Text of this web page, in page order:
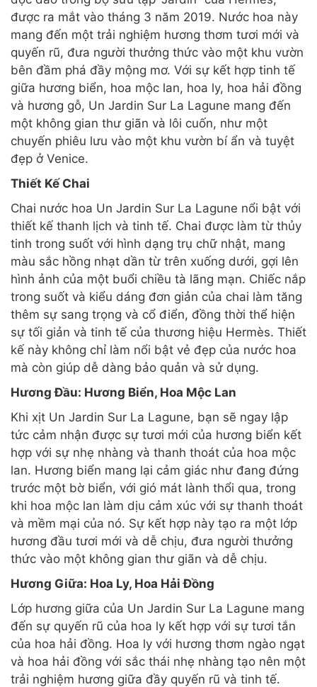
được ra mắt vào tháng 3 năm 2019. Nước hoa này
mang đến một trải nghiệm hương thơm tươi mới và
quyến rũ, đưa người thưởng thức vào một khu vườn
bên đầm phá đầy mộng mơ. Với sự kết hợp tinh tế
giữa hương biển, hoa mộc lan, hoa ly, hoa hải đồng
và hương gỗ, Un Jardin Sur La Lagune mang đến
một không gian thư giãn và lôi cuốn, như một
chuyến phiêu lưu vào một khu vườn bí ẩn và tuyệt
đẹp ở Venice.
Thiết Kế Chai
Chai nước hoa Un Jardin Sur La Lagune nổi bật với
thiết kế thanh lịch và tinh tế. Chai được làm từ thủy
tinh trong suốt với hình dạng trụ chữ nhật, mang
màu sắc hồng nhạt dần từ trên xuống dưới, gợi lên
hình ảnh của một buổi chiều tà lãng mạn. Chiếc nắp
trong suốt và kiểu dáng đơn giản của chai làm tăng
thêm sự sang trọng và cổ điển, đồng thời thể hiện
sự tối giản và tinh tế của thương hiệu Hermès. Thiết
kế này không chỉ làm nổi bật vẻ đẹp của nước hoa
mà còn giúp dễ dàng bảo quản và sử dụng.
Hương Đầu: Hương Biển, Hoa Mộc Lan
Khi xịt Un Jardin Sur La Lagune, bạn sẽ ngay lập
tức cảm nhận được sự tươi mới của hương biển kết
hợp với sự nhẹ nhàng và thanh thoát của hoa mộc
lan. Hương biển mang lại cảm giác như đang đứng
trước một bờ biển, với gió mát lành thổi qua, trong
khi hoa mộc lan làm dịu cảm xúc với sự thanh thoát
và mềm mại của nó. Sự kết hợp này tạo ra một lớp
hương đầu tươi mới và dễ chịu, đưa người thưởng
thức vào một không gian thư giãn và dễ chịu.
Hương Giữa: Hoa Ly, Hoa Hải Đồng
Lớp hương giữa của Un Jardin Sur La Lagune mang
đến sự quyến rũ của hoa ly kết hợp với sự tươi tắn
của hoa hải đồng. Hoa ly với hương thơm ngào ngạt
và hoa hải đồng với sắc thái nhẹ nhàng tạo nên một
trải nghiệm hương giữa đầy quyến rũ và tinh tế.